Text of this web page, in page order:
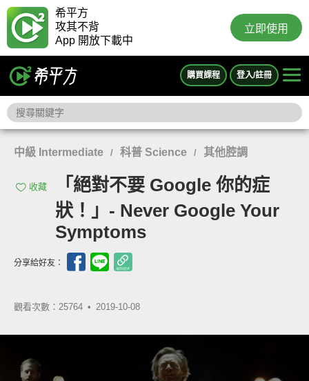
希平方
攻其不背
App 開放下載中
立即使用
購買課程 登入/註冊
中級 Intermediate / 科普 Science / 其他腔調
收藏
「絕對不要 Google 你的症
狀！」- Never Google Your
Symptoms
分享給好友：
觀看次數：25764 • 2019-10-08